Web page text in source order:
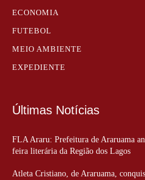
ECONOMIA
FUTEBOL
MEIO AMBIENTE
EXPEDIENTE
Últimas Notícias
FLA Araru: Prefeitura de Araruama
feira literária da Região dos Lagos
Atleta Cristiano, de Araruama,